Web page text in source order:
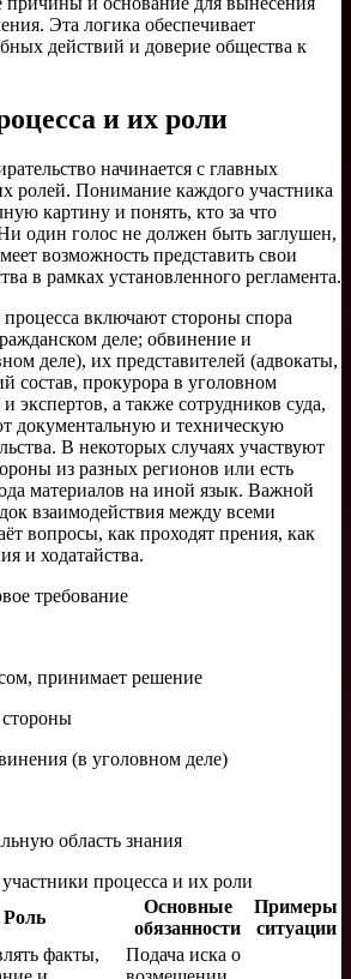
Эта логика обеспечивает
действий и доверие общества к
и их роли
начинается с главных
ролей. Понимание каждого участника
картину и понять, кто за что
Ни один голос не должен быть заглушен,
возможность представить свои
в рамках установленного регламента.
включают стороны спора
деле; обвинение и
деле), их представителей (адвокаты,
состав, прокурора в уголовном
экспертов, а также сотрудников суда,
документальную и техническую
В некоторых случаях участвуют
из разных регионов или есть
материалов на иной язык. Важной
взаимодействия между всеми
вопросы, как проходят прения, как
и ходатайства.
требование
принимает решение
(в уголовном деле)
область знания
процесса и их роли
Роль
Основные
обязанности
Примеры
ситуации
факты,
Подача иска о